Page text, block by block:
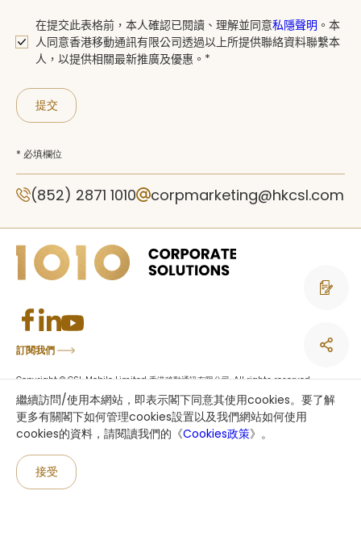
繼續訪問/使用本網站，即表示閣下同意其使用cookies。要了解
更多有關閣下如何管理cookies設置以及我們網站如何使用
cookies的資料，請閱讀我們的《Cookies政策》。
接受
在提交此表格前，本人確認已閱讀、 理解並同意私隱聲明 。 本
人同意香港移動通訊有限公司透過以上所提供聯絡資料聯繫本
人，以提供相關最新推廣及優惠。*
提交
* 必填欄位
(852) 2871 1010 corpmarketing@hkcsl.com
訂閱我們
Copyright © CSL Mobile Limited 香港移動通訊有限公司. All rights reserved.
This site is protected by reCAPTCHA and the Google
Terms of Serviceapply.
an HKT company
聯絡我們